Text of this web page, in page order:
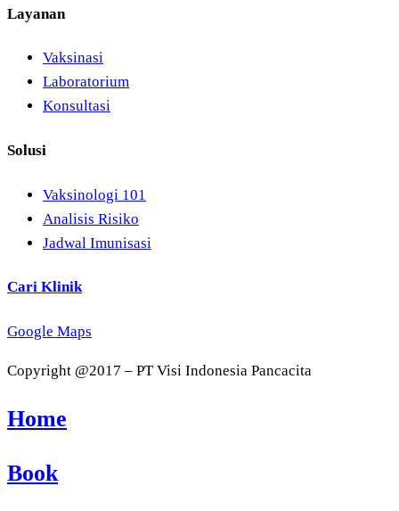
Layanan
Vaksinasi
Laboratorium
Konsultasi
Solusi
Vaksinologi 101
Analisis Risiko
Jadwal Imunisasi
Cari Klinik
Google Maps
Copyright @2017 – PT Visi Indonesia Pancacita
Home
Book